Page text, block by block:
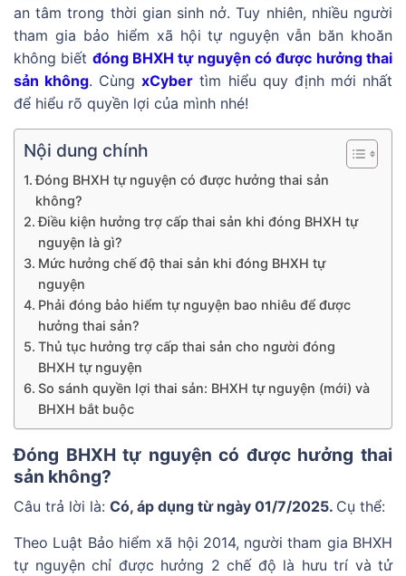
an tâm trong thời gian sinh nở. Tuy nhiên, nhiều người
tham gia bảo hiểm xã hội tự nguyện vẫn băn khoăn
không biết đóng BHXH tự nguyện có được hưởng thai
sản không. CùngxCyber tìm hiểu quy định mới nhất
để hiểu rõ quyền lợi của mình nhé!
Nội dung chính
Đóng BHXH tự nguyện có được hưởng thai sản
không?
Điều kiện hưởng trợ cấp thai sản khi đóng BHXH tự
nguyện là gì?
Mức hưởng chế độ thai sản khi đóng BHXH tự
nguyện
Phải đóng bảo hiểm tự nguyện bao nhiêu để được
hưởng thai sản?
Thủ tục hưởng trợ cấp thai sản cho người đóng
BHXH tự nguyện
So sánh quyền lợi thai sản: BHXH tự nguyện (mới) và
BHXH bắt buộc
Đóng BHXH tự nguyện có được hưởng thai
sản không?
Câu trả lời là: Có, áp dụng từ ngày 01/7/2025. Cụ thể:
Theo Luật Bảo hiểm xã hội 2014, người tham gia BHXH
tự nguyện chỉ được hưởng 2 chế độ là hưu trí và tử